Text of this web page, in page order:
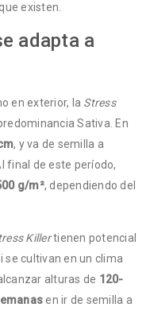
existen.
adapta a
en exterior, la Stress
Sativa. En
, y va de semilla a
final de este período,
g/m², dependiendo del
Killertienen potencial
se cultivan en un clima
alturas de 120-
en ir de semilla a